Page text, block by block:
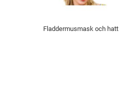
Fladdermusmask och hatt